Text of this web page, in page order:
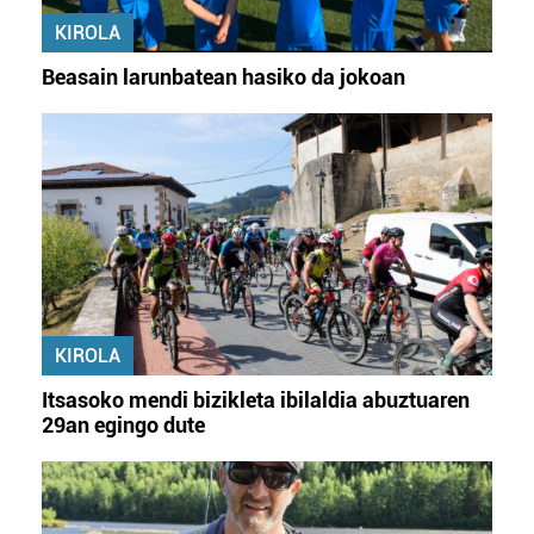
KIROLA
Beasain larunbatean hasiko da jokoan
KIROLA
Itsasoko mendi bizikleta ibilaldia abuztuaren
29an egingo dute